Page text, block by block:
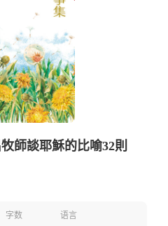
師談耶穌的比喻32則
字数 语言